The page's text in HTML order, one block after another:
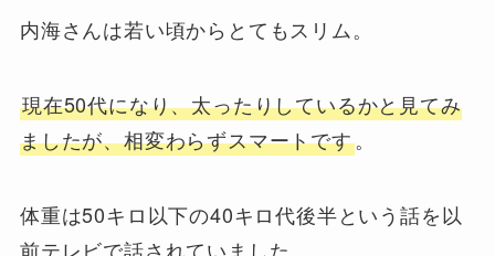
内海さんは若い頃からとてもスリム。
現在50代になり、太ったりしているかと見てみ
ましたが、相変わらずスマートです。
体重は50キロ以下の40キロ代後半という話を以
前テレビで話されていました。